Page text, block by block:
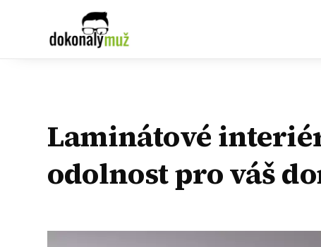
Laminátové
odolnost pro váš